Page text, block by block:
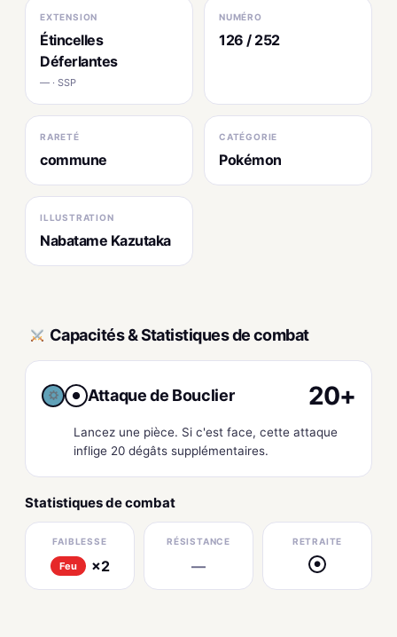
EXTENSION
Étincelles
Déferlantes
— · SSP
NUMÉRO
126 / 252
RARETÉ
commune
CATÉGORIE
Pokémon
ILLUSTRATION
Nabatame Kazutaka
Capacités & Statistiques de combat
● Attaque de Bouclier 20+
Lancez une pièce. Si c'est face, cette attaque
inflige 20 dégâts supplémentaires.
Statistiques de combat
FAIBLESSE
Feu ×2
RÉSISTANCE
—
RETRAITE
●